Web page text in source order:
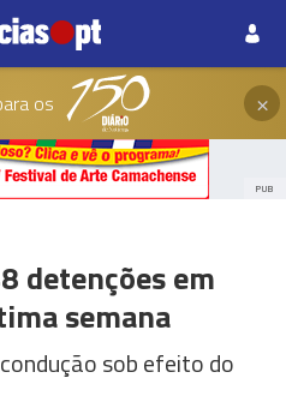
os ×
PUB
detenções em
semana
sob efeito do